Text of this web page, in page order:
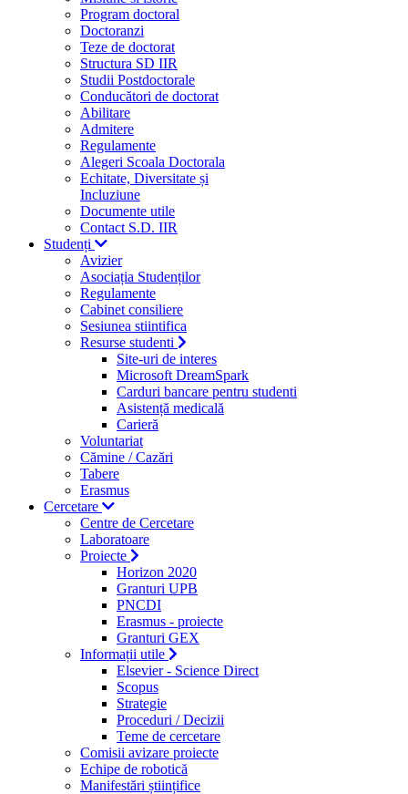
Program doctoral
Doctoranzi
Teze de doctorat
Structura SD IIR
Studii Postdoctorale
Conducători de doctorat
Abilitare
Admitere
Regulamente
Alegeri Scoala Doctorala
Echitate, Diversitate și
Incluziune
Documente utile
Contact S.D. IIR
Studenți
Avizier
Asociația Studenților
Regulamente
Cabinet consiliere
Sesiunea stiintifica
Resurse studenti
Site-uri de interes
Microsoft DreamSpark
Carduri bancare pentru studenti
Asistență medicală
Carieră
Voluntariat
Cămine / Cazări
Tabere
Erasmus
Cercetare
Centre de Cercetare
Laboratoare
Proiecte
Horizon 2020
Granturi UPB
PNCDI
Erasmus - proiecte
Granturi GEX
Informații utile
Elsevier - Science Direct
Scopus
Strategie
Proceduri / Decizii
Teme de cercetare
Comisii avizare proiecte
Echipe de robotică
Manifestări științifice